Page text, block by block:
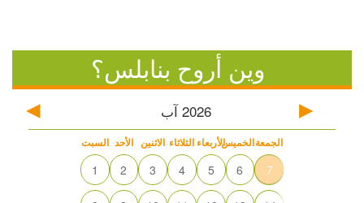
وين أروح بنابلس؟
2026 آب
السبت الأحد الاثنين الثلاثاء الأربعاءالخميسالجمعة
1 2 3 4 5 6 7